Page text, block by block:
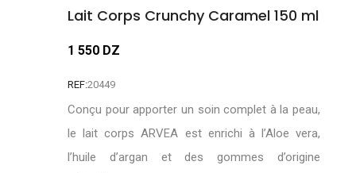
Lait Corps Crunchy Caramel 150 ml
1 550 DZ
REF:20449
Conçu pour apporter un soin complet à la peau,
le lait corps ARVEA est enrichi à l’Aloe vera,
l’huile d’argan et des gommes d’origine